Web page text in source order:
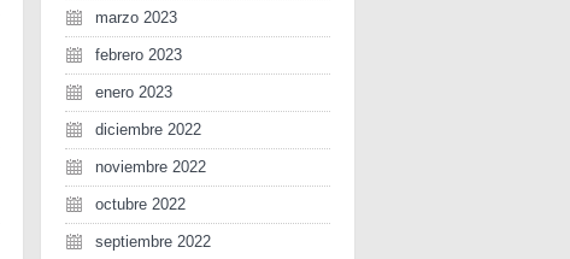
marzo 2023
febrero 2023
enero 2023
diciembre 2022
noviembre 2022
octubre 2022
septiembre 2022